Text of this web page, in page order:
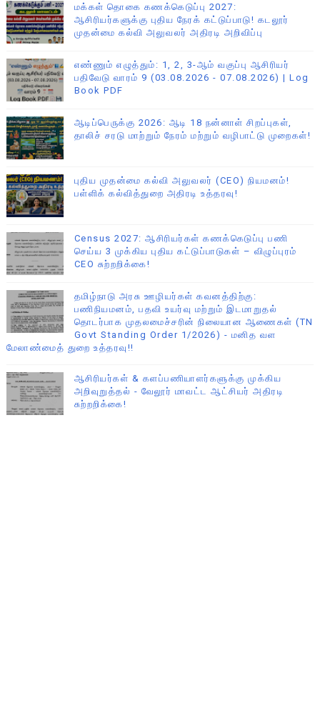
மக்கள் தொகை கணக்கெடுப்பு 2027:
ஆசிரியர்களுக்கு புதிய நேரக் கட்டுப்பாடு! கடலூர்
முதன்மை கல்வி அலுவலர் அதிரடி அறிவிப்பு
எண்ணும் எழுத்தும்: 1, 2, 3-ஆம் வகுப்பு ஆசிரியர்
பதிவேடு வாரம் 9 (03.08.2026 - 07.08.2026) | Log
Book PDF
ஆடிப்பெருக்கு 2026: ஆடி 18 நன்னாள் சிறப்புகள்,
தாலிச் சரடு மாற்றும் நேரம் மற்றும் வழிபாட்டு முறைகள்!
புதிய முதன்மை கல்வி அலுவலர் (CEO) நியமனம்!
பள்ளிக் கல்வித்துறை அதிரடி உத்தரவு!
Census 2027: ஆசிரியர்கள் கணக்கெடுப்பு பணி
செய்ய 3 முக்கிய புதிய கட்டுப்பாடுகள் – விழுப்புரம்
CEO சுற்றறிக்கை!
தமிழ்நாடு அரசு ஊழியர்கள் கவனத்திற்கு:
பணிநியமனம், பதவி உயர்வு மற்றும் இடமாறுதல்
தொடர்பாக முதலமைச்சரின் நிலையான ஆணைகள் (TN
Govt Standing Order 1/2026) - மனித வள
மேலாண்மைத் துறை உத்தரவு!!
ஆசிரியர்கள் & களப்பணியாளர்களுக்கு முக்கிய
அறிவுறுத்தல் - வேலூர் மாவட்ட ஆட்சியர் அதிரடி
சுற்றறிக்கை!